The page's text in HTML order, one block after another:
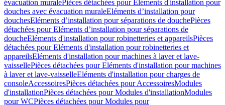
évacuation muralePièces détachées pour Eléments d'installation pour
douches avec évacuation muraleEléments d’installation pour
douchesEléments d’installation pour séparations de douchePièces
détachées pour Eléments d’installation pour séparations de
doucheEléments d'installation pour robinetteries et appareilsPièces
détachées pour Eléments d'installation pour robinetteries et
appareilsEléments d'installation pour machines à laver et lave-
vaissellePièces détachées pour Eléments d'installation pour machines
à laver et lave-vaisselleEléments d'installation pour charges de
consoleAccessoiresPièces détachées pour AccessoiresModules
d'installationPièces détachées pour Modules d'installationModules
pour WCPièces détachées pour Modules pour